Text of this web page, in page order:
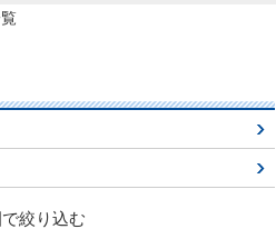
絞り込む